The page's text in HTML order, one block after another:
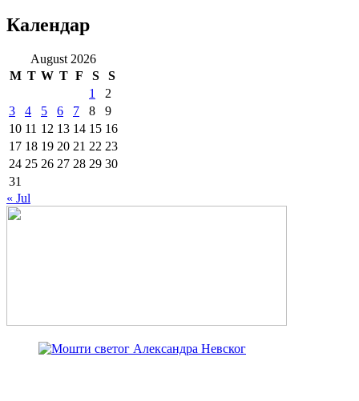
Календар
August 2026
M T W T F S
S
1
2
3
4 5 6 7 8
9
10 11 12 13 14 15 16
17 18 19 20 21 22 23
24 25 26 27 28 29 30
31
« Jul